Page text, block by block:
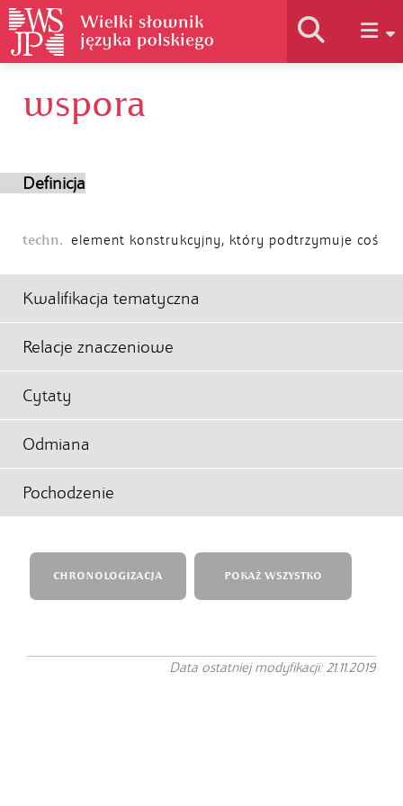
Historia słownika
wspora
Definicja
techn. element konstrukcyjny, który podtrzymuje coś
Kwalifikacja tematyczna
Relacje znaczeniowe
Cytaty
Odmiana
Pochodzenie
CHRONOLOGIZACJA POKAŻ WSZYSTKO
Data ostatniej modyfikacji: 21.11.2019